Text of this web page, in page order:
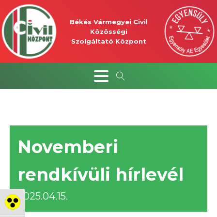
Nagy kontraszt váltása
Békés Vármegyei Civil
Közösségi
Szolgáltató Központ
Novemberi
rendkívüli hírlevél
2025.04.15.